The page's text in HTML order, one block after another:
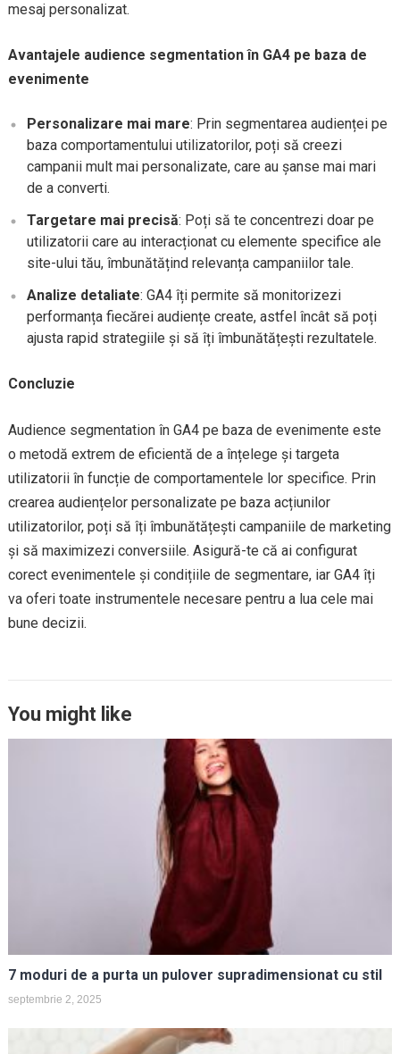
mesaj personalizat.
Avantajele audience segmentation în GA4 pe baza de
evenimente
Personalizare mai mare: Prin segmentarea audienței pe
baza comportamentului utilizatorilor, poți să creezi
campanii mult mai personalizate, care au șanse mai mari
de a converti.
Targetare mai precisă: Poți să te concentrezi doar pe
utilizatorii care au interacționat cu elemente specifice ale
site-ului tău, îmbunătățind relevanța campaniilor tale.
Analize detaliate: GA4 îți permite să monitorizezi
performanța fiecărei audiențe create, astfel încât să poți
ajusta rapid strategiile și să îți îmbunătățești rezultatele.
Concluzie
Audience segmentation în GA4 pe baza de evenimente este
o metodă extrem de eficientă de a înțelege și targeta
utilizatorii în funcție de comportamentele lor specifice. Prin
crearea audiențelor personalizate pe baza acțiunilor
utilizatorilor, poți să îți îmbunătățești campaniile de marketing
și să maximizezi conversiile. Asigură-te că ai configurat
corect evenimentele și condițiile de segmentare, iar GA4 îți
va oferi toate instrumentele necesare pentru a lua cele mai
bune decizii.
You might like
7 moduri de a purta un pulover supradimensionat cu stil
septembrie 2, 2025